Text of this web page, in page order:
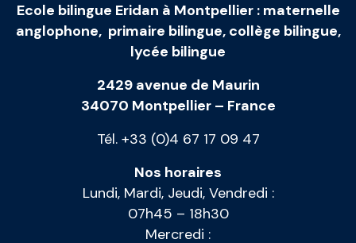
Ecole bilingue Eridan à Montpellier: maternelle
anglophone, primaire bilingue, collège bilingue,
lycée bilingue
2429 avenue de Maurin
34070 Montpellier – France
Tél. +33 (0)4 67 17 09 47
Nos horaires
Lundi, Mardi, Jeudi, Vendredi :
07h45 – 18h30
Mercredi :